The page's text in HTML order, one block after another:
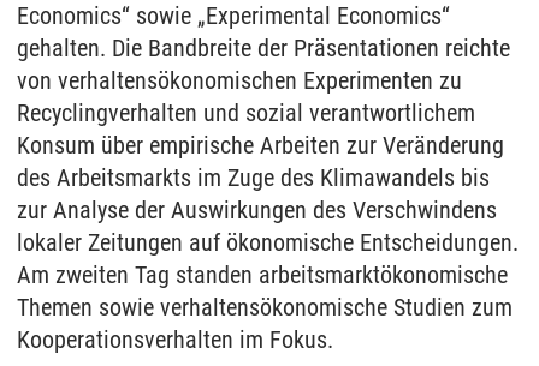
Economics“ sowie „Experimental Economics“
gehalten. Die Bandbreite der Präsentationen reichte
von verhaltensökonomischen Experimenten zu
Recyclingverhalten und sozial verantwortlichem
Konsum über empirische Arbeiten zur Veränderung
des Arbeitsmarkts im Zuge des Klimawandels bis
zur Analyse der Auswirkungen des Verschwindens
lokaler Zeitungen auf ökonomische Entscheidungen.
Am zweiten Tag standen arbeitsmarktökonomische
Themen sowie verhaltensökonomische Studien zum
Kooperationsverhalten im Fokus.